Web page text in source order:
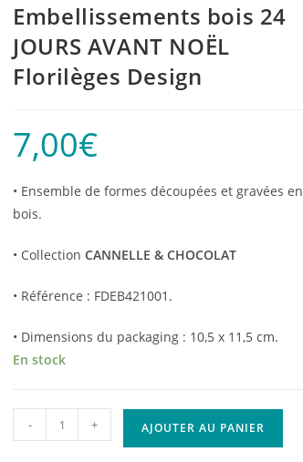
Embellissements bois 24
JOURS AVANT NOËL
Florilèges Design
7,00€
• Ensemble de formes découpées et gravées en
bois.
• CollectionCANNELLE & CHOCOLAT
• Référence : FDEB421001.
• Dimensions du packaging : 10,5 x 11,5 cm.
En stock
quantité
de
- + AJOUTER AU PANIER